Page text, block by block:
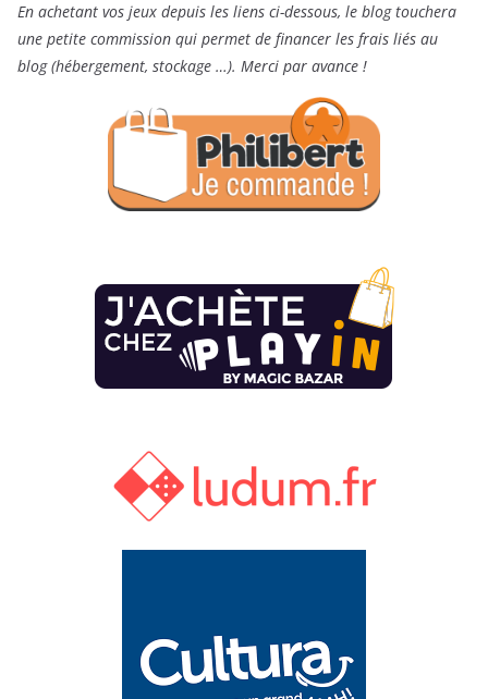
En achetant vos jeux depuis les liens ci-dessous, le blog touchera
une petite commission qui permet de financer les frais liés au
blog (hébergement, stockage …). Merci par avance !